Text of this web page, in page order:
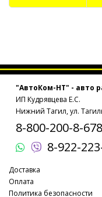
"АвтоКом-НТ" - авто
ИП Кудрявцева Е.С.
Нижний Тагил, ул.
8-800-200-8-678
8-922-
Доставка
Оплата
Политика безопасности